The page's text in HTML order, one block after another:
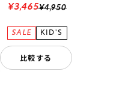
¥4,950
¥3,465
比較する